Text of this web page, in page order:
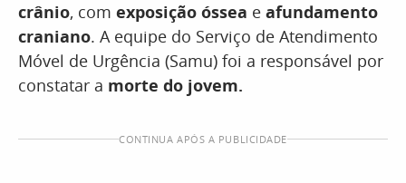
crânio, com exposição óssea e afundamento
craniano. A equipe do Serviço de Atendimento
Móvel de Urgência (Samu) foi a responsável por
constatar a morte do jovem.
CONTINUA APÓS A PUBLICIDADE